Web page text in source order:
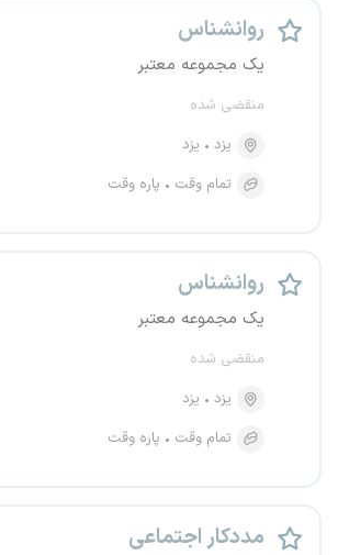
روانشناس
یک مجموعه معتبر
منقضی شده
یزد
یزد
تمام وقت
پاره وقت
روانشناس
یک مجموعه معتبر
منقضی شده
یزد
یزد
تمام وقت
پاره وقت
مددکار اجتماعی